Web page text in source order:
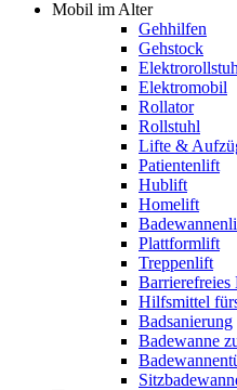
Mobil im Alter
Gehhilfen
Gehstock
Elektromobil
Rollator
Rollstuhl
Lifte &
Patientenlift
Hublift
Homelift
Plattformlift
Treppenlift
Barrierefreies
Hilfsmittel
Badsanierung
Badewanne